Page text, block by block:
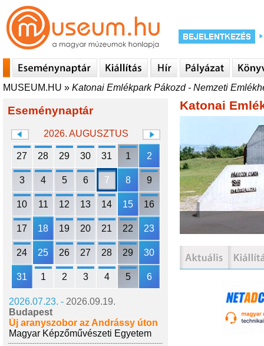
MUSEUM.HU » Katonai Emlékpark Pákozd - Nemzeti
Eseménynaptár
2026. AUGUSZTUS
27 28 29 30 31 1 2
3 4 5 6 7 8 9
10 11 12 13 14 15 16
17 18 19 20 21 22 23
24 25 26 27 28 29 30
31 1 2 3 4 5 6
2026.07.23. - 2026.09.19.
Budapest
Új aranyszobor az Andrássy úton
Magyar Képzőművészeti Egyetem
Katonai